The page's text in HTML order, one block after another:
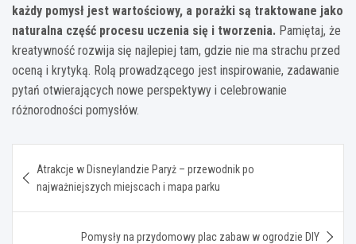
każdy pomysł jest wartościowy, a porażki są traktowane jako
naturalna część procesu uczenia się i tworzenia. Pamiętaj, że
kreatywność rozwija się najlepiej tam, gdzie nie ma strachu przed
oceną i krytyką. Rolą prowadzącego jest inspirowanie, zadawanie
pytań otwierających nowe perspektywy i celebrowanie
różnorodności pomysłów.
wpisu
Atrakcje w Disneylandzie Paryż – przewodnik po
najważniejszych miejscach i mapa parku
Pomysły na przydomowy plac zabaw w ogrodzie DIY